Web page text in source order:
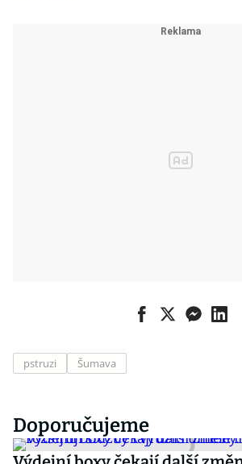
pstruzi Šumava
Doporučujeme